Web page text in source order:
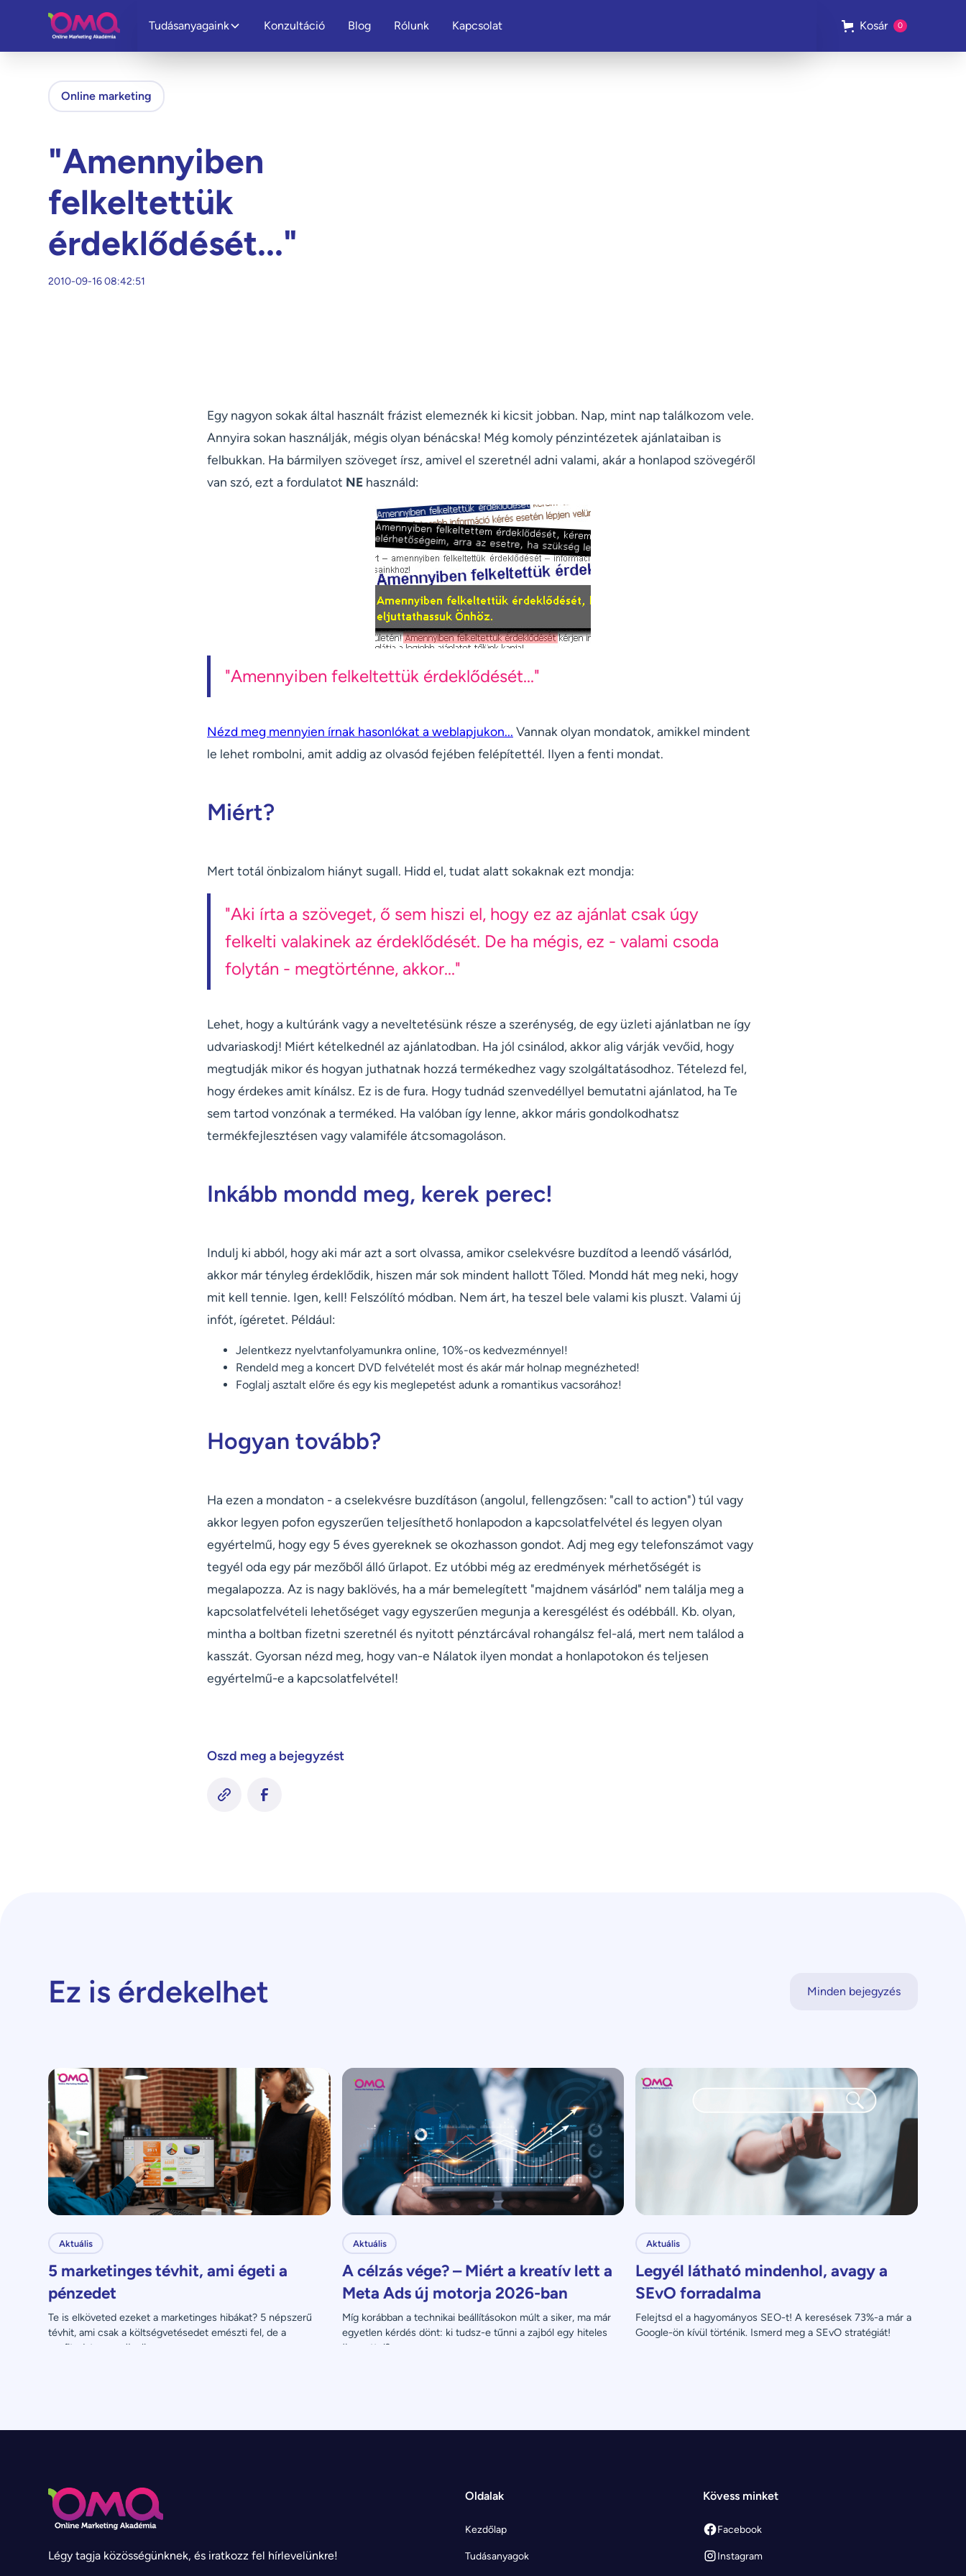
Tudásanyagaink Konzultáció Blog Rólunk Kapcsolat Kosár 0
Online marketing
"Amennyiben
felkeltettük
érdeklődését..."
2010-09-16 08:42:51
Egy nagyon sokak által használt frázist elemeznék ki kicsit jobban. Nap, mint nap találkozom vele.
Annyira sokan használják, mégis olyan bénácska! Még komoly pénzintézetek ajánlataiban is
felbukkan. Ha bármilyen szöveget írsz, amivel el szeretnél adni valami, akár a honlapod szövegéről
van szó, ezt a fordulatot NE használd:
"Amennyiben felkeltettük érdeklődését..."
Nézd meg mennyien írnak hasonlókat a weblapjukon... Vannak olyan mondatok, amikkel mindent
le lehet rombolni, amit addig az olvasód fejében felépítettél. Ilyen a fenti mondat.
Miért?
Mert totál önbizalom hiányt sugall. Hidd el, tudat alatt sokaknak ezt mondja:
"Aki írta a szöveget, ő sem hiszi el, hogy ez az ajánlat csak úgy
felkelti valakinek az érdeklődését. De ha mégis, ez - valami csoda
folytán - megtörténne, akkor..."
Lehet, hogy a kultúránk vagy a neveltetésünk része a szerénység, de egy üzleti ajánlatban ne így
udvariaskodj! Miért kételkednél az ajánlatodban. Ha jól csinálod, akkor alig várják vevőid, hogy
megtudják mikor és hogyan juthatnak hozzá termékedhez vagy szolgáltatásodhoz. Tételezd fel,
hogy érdekes amit kínálsz. Ez is de fura. Hogy tudnád szenvedéllyel bemutatni ajánlatod, ha Te
sem tartod vonzónak a terméked. Ha valóban így lenne, akkor máris gondolkodhatsz
termékfejlesztésen vagy valamiféle átcsomagoláson.
Inkább mondd meg, kerek perec!
Indulj ki abból, hogy aki már azt a sort olvassa, amikor cselekvésre buzdítod a leendő vásárlód,
akkor már tényleg érdeklődik, hiszen már sok mindent hallott Tőled. Mondd hát meg neki, hogy
mit kell tennie. Igen, kell! Felszólító módban. Nem árt, ha teszel bele valami kis pluszt. Valami új
infót, ígéretet. Például:
Jelentkezz nyelvtanfolyamunkra online, 10%-os kedvezménnyel!
Rendeld meg a koncert DVD felvételét most és akár már holnap megnézheted!
Foglalj asztalt előre és egy kis meglepetést adunk a romantikus vacsorához!
Hogyan tovább?
Ha ezen a mondaton - a cselekvésre buzdításon (angolul, fellengzősen: "call to action") túl vagy
akkor legyen pofon egyszerűen teljesíthető honlapodon a kapcsolatfelvétel és legyen olyan
egyértelmű, hogy egy 5 éves gyereknek se okozhasson gondot. Adj meg egy telefonszámot vagy
tegyél oda egy pár mezőből álló űrlapot. Ez utóbbi még az eredmények mérhetőségét is
megalapozza. Az is nagy baklövés, ha a már bemelegített "majdnem vásárlód" nem találja meg a
kapcsolatfelvételi lehetőséget vagy egyszerűen megunja a keresgélést és odébbáll. Kb. olyan,
mintha a boltban fizetni szeretnél és nyitott pénztárcával rohangálsz fel-alá, mert nem találod a
kasszát. Gyorsan nézd meg, hogy van-e Nálatok ilyen mondat a honlapotokon és teljesen
egyértelmű-e a kapcsolatfelvétel!
Oszd meg a bejegyzést
Ez is érdekelhet Minden bejegyzés
Aktuális
5 marketinges tévhit, ami égeti a
pénzedet
Te is elköveted ezeket a marketinges hibákat? 5 népszerű
tévhit, ami csak a költségvetésedet emészti fel, de a
profitodat nem növeli.
Aktuális
A célzás vége? – Miért a kreatív lett a
Meta Ads új motorja 2026-ban
Míg korábban a technikai beállításokon múlt a siker, ma már
egyetlen kérdés dönt: ki tudsz-e tűnni a zajból egy hiteles
üzenettel?
Aktuális
Legyél látható mindenhol, avagy a
SEvO forradalma
Felejtsd el a hagyományos SEO-t! A keresések 73%-a már a
Google-ön kívül történik. Ismerd meg a SEvO stratégiát!
Légy tagja közösségünknek, és iratkozz fel hírlevelünkre!
Oldalak
Kezdőlap
Tudásanyagok
Kövess minket
Facebook
Instagram